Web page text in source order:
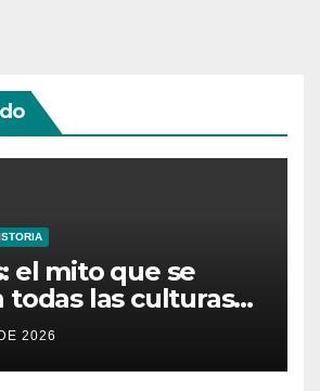
el mito que se
todas las culturas
2026